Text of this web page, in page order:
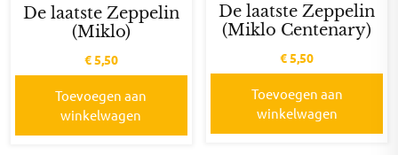
De laatste Zeppelin
(Miklo)
€5,50
Toevoegen aan
winkelwagen
De laatste Zeppelin
(Miklo Centenary)
€ 5,50
Toevoegen aan
winkelwagen